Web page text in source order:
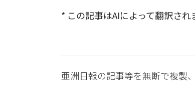
* この記事はAIによって翻訳され
亜洲日報の記事等を無断で複製